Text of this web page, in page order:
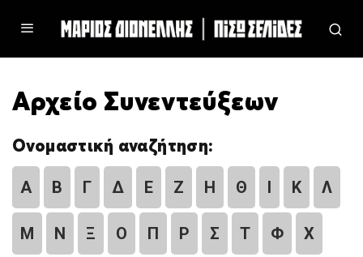
Αρχείο Συνεντεύξεων
Ονομαστική αναζήτηση:
Α Β Γ Δ Ε Ζ Η Θ Ι Κ Λ
Μ Ν Ξ Ο Π Ρ Σ Τ Φ Χ